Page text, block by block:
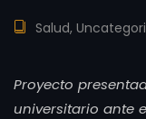
Salud,
Proyecto
universitario ante